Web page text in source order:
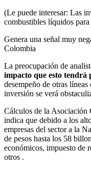
(Le puede interesar: Las
combustibles líquidos
Genera una señal muy
Colombia
La preocupación de
impacto que esto tendrá
desempeño de otras
inversión se verá
Cálculos de la
indica que debido a los
empresas del sector a la
de pesos hasta los 58
económicos, impuesto de
otros .